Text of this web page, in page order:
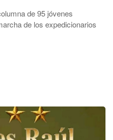
de 95 jóvenes
de los expedicionarios